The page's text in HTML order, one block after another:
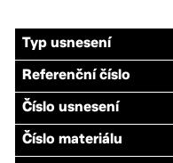
Typ usnesení
Referenční číslo
Číslo usnesení
Číslo materiálu